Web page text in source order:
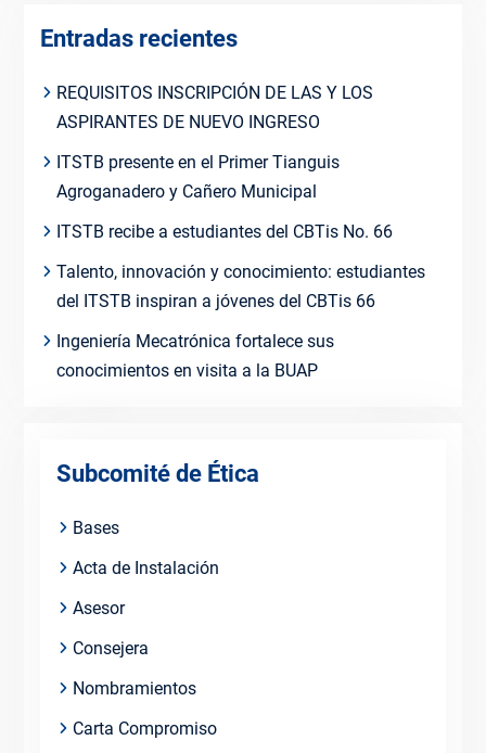
Entradas recientes
REQUISITOS INSCRIPCIÓN DE LAS Y LOS
ASPIRANTES DE NUEVO INGRESO
ITSTB presente en el Primer Tianguis
Agroganadero y Cañero Municipal
ITSTB recibe a estudiantes del CBTis No. 66
Talento, innovación y conocimiento: estudiantes
del ITSTB inspiran a jóvenes del CBTis 66
Ingeniería Mecatrónica fortalece sus
conocimientos en visita a la BUAP
Subcomité de Ética
Bases
Acta de Instalación
Asesor
Consejera
Nombramientos
Carta Compromiso